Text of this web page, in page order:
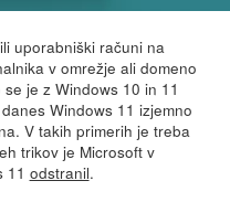
uporabniški računi na
v omrežje ali domeno
je z Windows 10 in 11
Windows 11 izjemno
V takih primerih je treba
trikov je Microsoft v
11 odstranil.